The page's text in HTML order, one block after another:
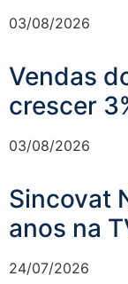
03/08/2026
Vendas
crescer
03/08/2026
Sincovat
anos na
24/07/2026